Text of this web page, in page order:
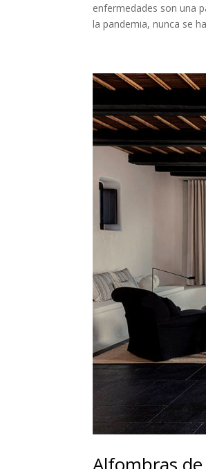
enfermedades son una
la pandemia, nunca se